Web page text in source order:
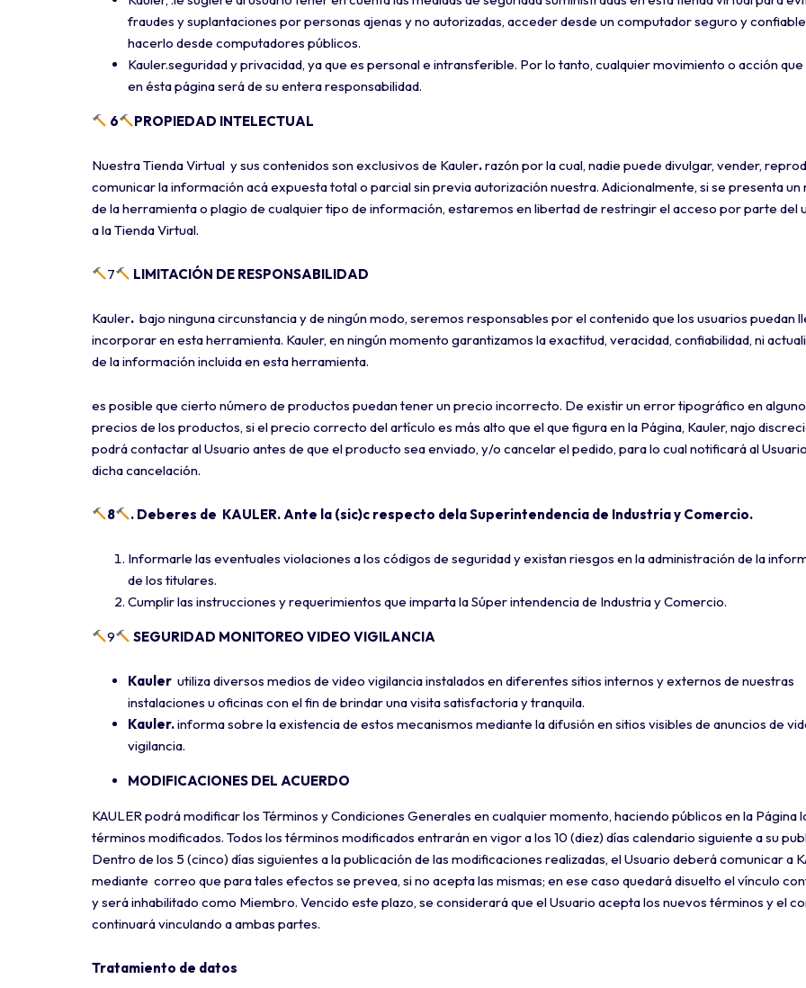
fraudes y suplantaciones por personas ajenas y no autorizadas, acceder desde un computador seguro y
hacerlo desde computadores públicos.
Kauler.seguridad y privacidad, ya que es personal e intransferible. Por lo tanto, cualquier movimiento o acción
en ésta página será de su entera responsabilidad.
6 PROPIEDAD INTELECTUAL
Nuestra Tienda Virtual y sus contenidos son exclusivos de Kauler.razón por la cual, nadie puede divulgar, vender,
comunicar la información acá expuesta total o parcial sin previa autorización nuestra. Adicionalmente, si se presenta un
de la herramienta o plagio de cualquier tipo de información, estaremos en libertad de restringir el acceso por parte del
a la Tienda Virtual.
7 LIMITACIÓN DE RESPONSABILIDAD
Kauler. bajo ninguna circunstancia y de ningún modo, seremos responsables por el contenido que los usuarios puedan
incorporar en esta herramienta. Kauler, en ningún momento garantizamos la exactitud, veracidad, confiabilidad, ni
de la información incluida en esta herramienta.
es posible que cierto número de productos puedan tener un precio incorrecto. De existir un error tipográfico en
precios de los productos, si el precio correcto del artículo es más alto que el que figura en la Página, Kauler, najo
podrá contactar al Usuario antes de que el producto sea enviado, y/o cancelar el pedido, para lo cual notificará al
dicha cancelación.
8 . Deberes de KAULER. Ante la (sic)c respecto dela Superintendencia de Industria y Comercio.
Informarle las eventuales violaciones a los códigos de seguridad y existan riesgos en la administración de la
de los titulares.
Cumplir las instrucciones y requerimientos que imparta la Súper intendencia de Industria y Comercio.
9 SEGURIDAD MONITOREO VIDEO VIGILANCIA
Kauler utiliza diversos medios de video vigilancia instalados en diferentes sitios internos y externos de nuestras
instalaciones u oficinas con el fin de brindar una visita satisfactoria y tranquila.
Kauler.informa sobre la existencia de estos mecanismos mediante la difusión en sitios visibles de anuncios de
vigilancia.
MODIFICACIONES DEL ACUERDO
KAULER podrá modificar los Términos y Condiciones Generales en cualquier momento, haciendo públicos en la Página
términos modificados. Todos los términos modificados entrarán en vigor a los 10 (diez) días calendario siguiente a su
Dentro de los 5 (cinco) días siguientes a la publicación de las modificaciones realizadas, el Usuario deberá comunicar a
mediante correo que para tales efectos se prevea, si no acepta las mismas; en ese caso quedará disuelto el vínculo
y será inhabilitado como Miembro. Vencido este plazo, se considerará que el Usuario acepta los nuevos términos y el
continuará vinculando a ambas partes.
Tratamiento de datos